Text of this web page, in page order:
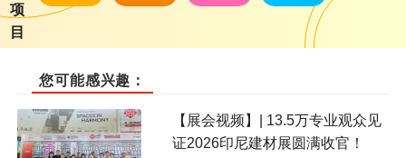
项
目
您可能感兴趣：
【展会视频】| 13.5万专业观众见
证2026印尼建材展圆满收官！